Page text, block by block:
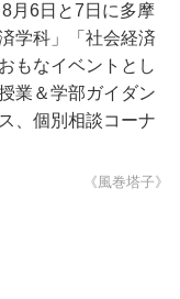
月6日と7日に多摩
学科」「社会経済
もなイベントとし
業＆学部ガイダン
、個別相談コーナ
《風巻塔子》